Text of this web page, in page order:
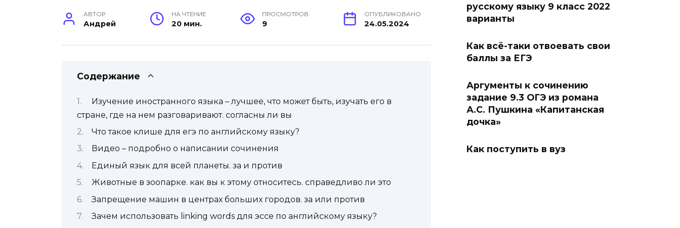
АВТОР
Андрей
НА ЧТЕНИЕ
20 мин.
ПРОСМОТРОВ
9
ОПУБЛИКОВАНО
24.05.2024
Содержание
Изучение иностранного языка – лучшее, что может быть, изучать его в
стране, где на нем разговаривают. согласны ли вы
Что такое клише для егэ по английскому языку?
Видео – подробно о написании сочинения
Единый язык для всей планеты. за и против
Животные в зоопарке. как вы к этому относитесь. справедливо ли это
Запрещение машин в центрах больших городов. за или против
Зачем использовать linking words для эссе по английскому языку?
русскому языку 9 класс 2022
варианты
Как всё-таки отвоевать свои
баллы за ЕГЭ
Аргументы к сочинению
задание 9.3 ОГЭ из романа
А.С. Пушкина «Капитанская
дочка»
Как поступить в вуз